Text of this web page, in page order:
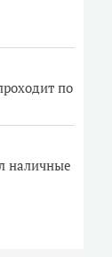
по
наличные